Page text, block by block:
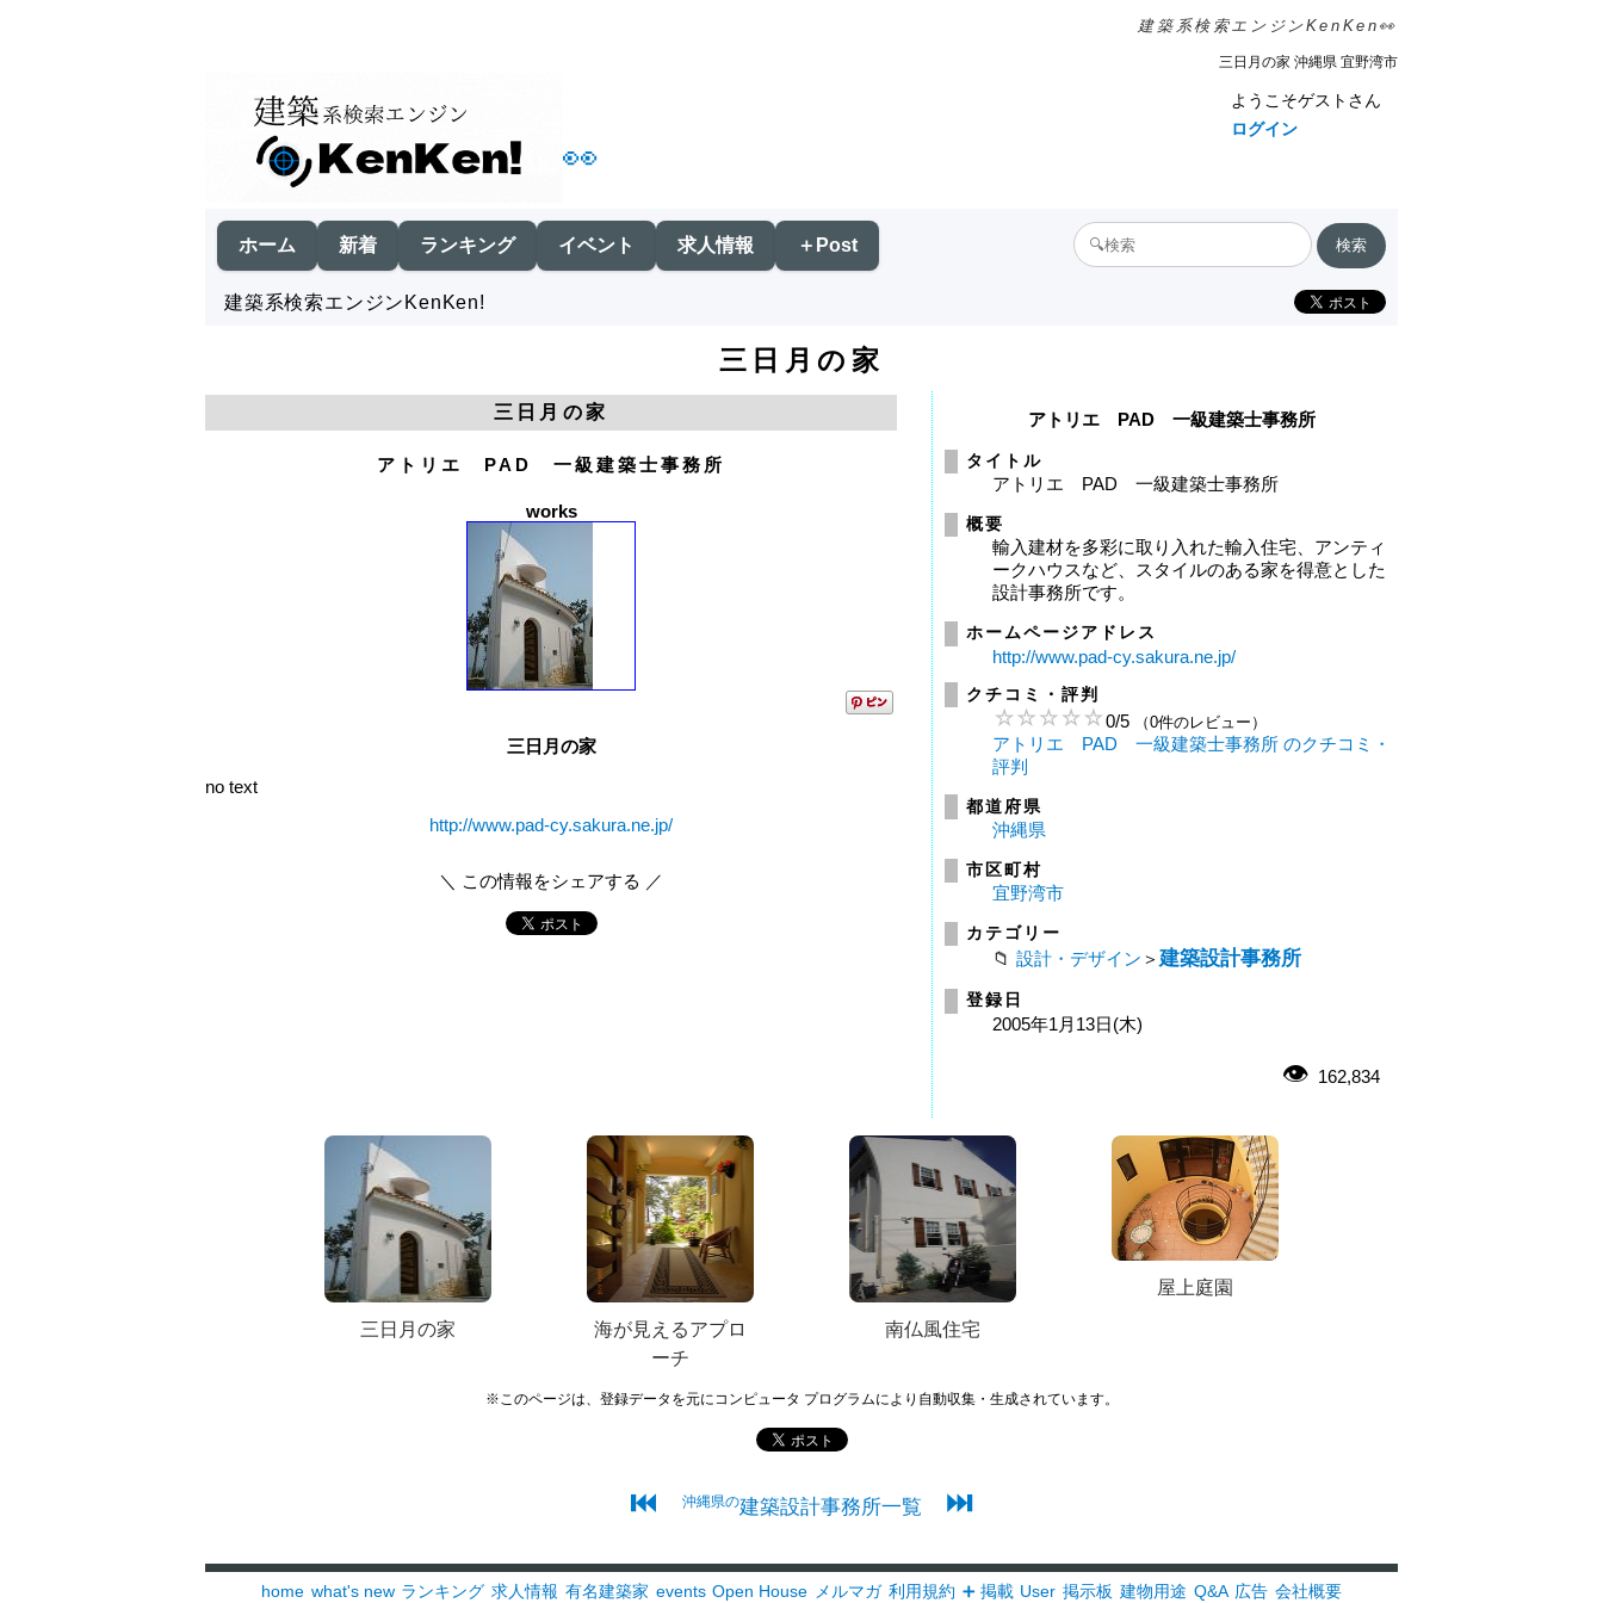
建築系検索エンジンKenKen👀
三日月の家 沖縄県 宜野湾市
👀
ようこそゲストさん
ログイン
ホーム 新着 ランキング イベント 求人情報 ＋Post
建築系検索エンジンKenKen!
三日月の家
三日月の家
アトリエ PAD 一級建築士事務所
works
三日月の家
no text
http://www.pad-cy.sakura.ne.jp/
＼ この情報をシェアする ／
アトリエ PAD 一級建築士事務所
タイトル
アトリエ PAD 一級建築士事務所
概要
輸入建材を多彩に取り入れた輸入住宅、アンティ
ークハウスなど、スタイルのある家を得意とした
設計事務所です。
ホームページアドレス
http://www.pad-cy.sakura.ne.jp/
クチコミ・評判
0/5 （0件のレビュー）
アトリエ PAD 一級建築士事務所 のクチコミ・
評判
都道府県
沖縄県
市区町村
宜野湾市
カテゴリー
設計・デザイン ＞ 建築設計事務所
登録日
2005年1月13日(木)
162,834
三日月の家
海が見えるアプロ
ーチ
南仏風住宅
屋上庭園
※このページは、登録データを元にコンピュータ プログラムにより自動収集・生成されています。
⏮ 沖縄県の建築設計事務所一覧 ⏭
home what's new ランキング 求人情報 有名建築家 events Open House メルマガ 利用規約 ➕ 掲載 User 掲示板 建物用途 Q&A 広告 会社概要